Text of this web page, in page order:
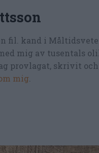
fil. kand i
mig av tusentals
provlagat, skrivit
mig